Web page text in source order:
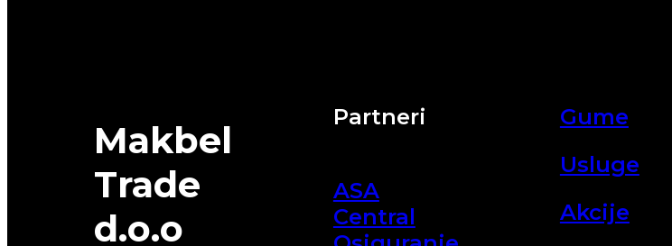
Makbel
Trade
d.o.o
Partneri
ASA
Central
Gume
Usluge
Akcije